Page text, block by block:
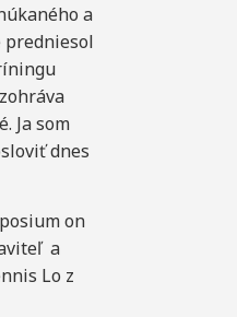
a
predniesol
Ja som
dnes
on
a
Lo z